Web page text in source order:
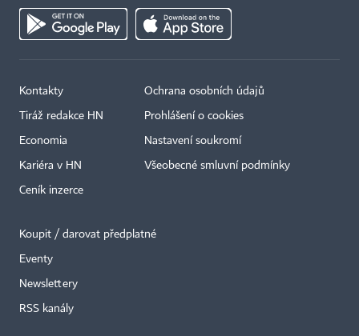
Kontakty
Tiráž redakce HN
Economia
Kariéra v HN
Ceník inzerce
Ochrana osobních údajů
Prohlášení o cookies
Nastavení soukromí
Všeobecné smluvní podmínky
Koupit / darovat předplatné
Eventy
Newslettery
RSS kanály